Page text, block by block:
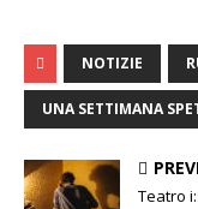
NOTIZIE
UNA SETTIMANA
Teatro